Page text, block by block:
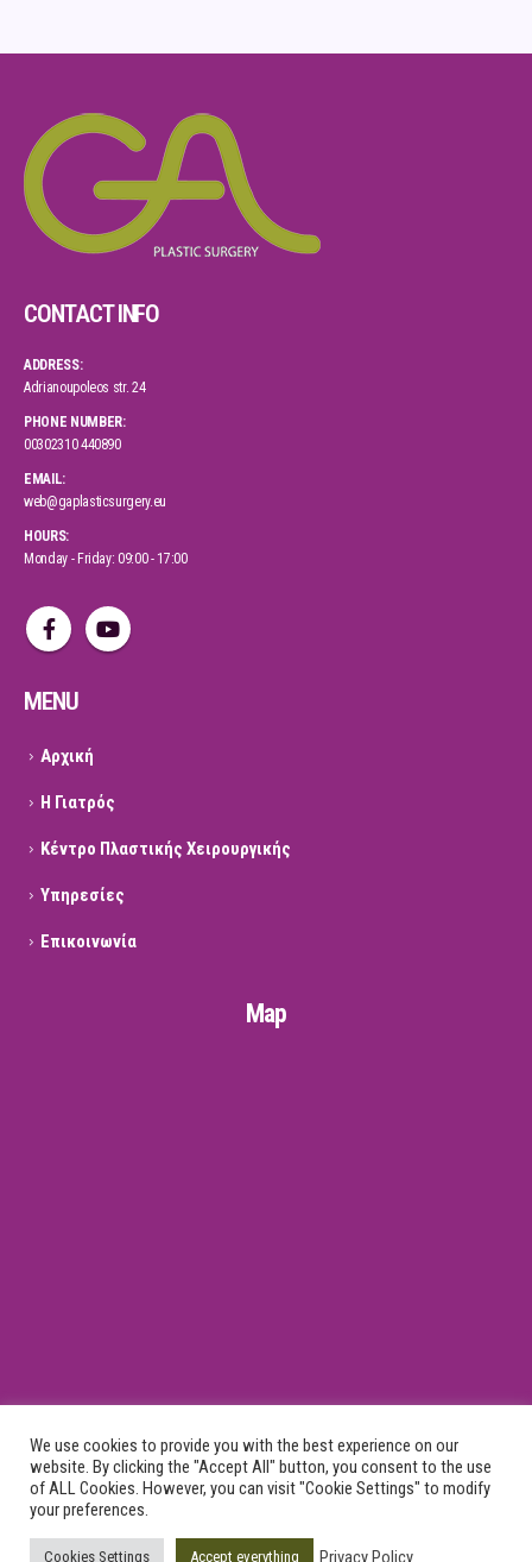
CONTACT INFO
ADDRESS:
Adrianoupoleos str. 24
PHONE NUMBER:
00302310 440890
EMAIL:
web@gaplasticsurgery.eu
HOURS:
Monday - Friday: 09:00 - 17:00
MENU
Αρχική
Η Γιατρός
Κέντρο Πλαστικής Χειρουργικής
Υπηρεσίες
Επικοινωνία
Map
General Commercial Register Number 043409506000
We use cookies to provide you with the best experience on our
website. By clicking the "Accept All" button, you consent to the use
of ALL Cookies. However, you can visit "Cookie Settings" to modify
your preferences.
Cookies Settings Accept everything Privacy Policy